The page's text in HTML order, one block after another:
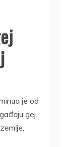
je od
gej